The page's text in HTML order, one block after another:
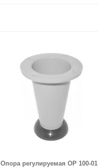
Опора регулируемая ОР 100-01